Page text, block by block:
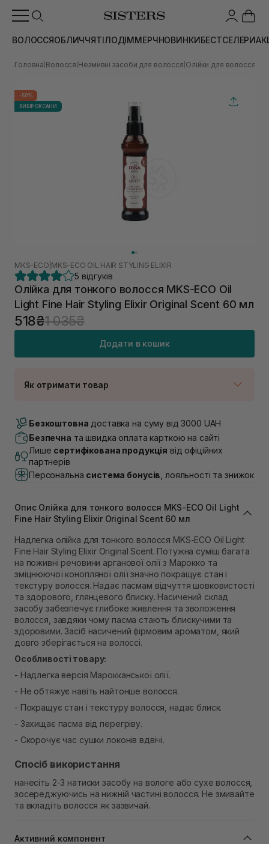
ВОЛОССЯОБЛИЧЧЯТІЛОДІММЕРЧНОВИНКИБЕСТСЕЛЕРИ
Головна Волосся Незмивні засоби для волосся Олійки для волосся
-50%
ВИБІР ОКСАНИ
MKS-ECO MKS-ECO OIL HAIR STYLING ELIXIR
5 відгуків
Олійка для тонкого волосся MKS-ECO Oil
Light Fine Hair Styling Elixir Original Scent 60 мл
518₴1 035₴
Додати в кошик
Як отримати товар
Немає в наявності!
Немає в наявності!
Самовивіз м. Львів, вул. Академіка Підстригача, 1В
(Duck’s Lake)
Немає в наявності!
Самовивіз м. Львів, вул. Степана Бандери 45
Немає в наявності!
Самовивіз м. Рівне, вул. 16-го Липня, 15
В наявності
Самовивіз м. Рівне, вул. Кулика і Гудачека 23 (ТЦ
Екватор)
Немає в наявності!
Безкоштовна доставка на суму від 3000 UAH
Безпечна та швидка оплата карткою на сайті
Лише сертифікована продукція від офіційних
партнерів
Персональна система бонусів , лояльності та знижок
Опис Олійка для тонкого волосся MKS-ECO Oil Light
Fine Hair Styling Elixir Original Scent 60 мл
Надлегка олійка для тонкого волосся MKS-ECO Oil Light
Fine Hair Styling Elixir Original Scent. Потужна суміш багата
на поживні речовини арганової олії з Марокко та
зміцнюючої конопляної олії значно покращує стан і
текстуру волосся. Надає пасмам відчуття шовковистості
та здорового, глянцевого блиску. Насичений склад
засобу забезпечує глибоке живлення та зволоження
волосся, завдяки чому пасма стають блискучими та
здоровими. Засіб насичений фірмовим ароматом, який
довго зберігається на волоссі.
Особливості товару:
- Надлегка версія Марокканської олії.
- Не обтяжує навіть найтонше волосся.
- Покращує стан і текстуру волосся, надає блиск.
- Захищає пасма від перегріву.
- Скорочує час сушки локонів вдвічі.
Спосіб використання
нанесіть 2-3 натиски засобу на вологе або сухе волосся,
зосереджуючись на нижній частині волосся. Не змивайте
та вкладіть волосся як зазвичай.
Активний компонент